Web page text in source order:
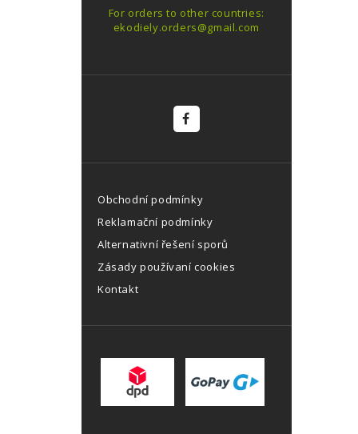
For orders to other countries:
ekodiely.orders@gmail.com
Obchodní podmínky
Reklamační podmínky
Alternativní řešení sporů
Zásady používaní cookies
Kontakt